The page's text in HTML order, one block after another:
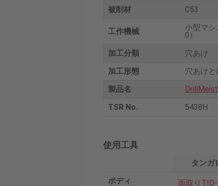
被削材 C53
工作機械
小型マ
0）
加工分類
穴あけ
加工形態
穴あけ
製品名
TSR No.
5438H
使用工具
タンガ
ボディ
面取り